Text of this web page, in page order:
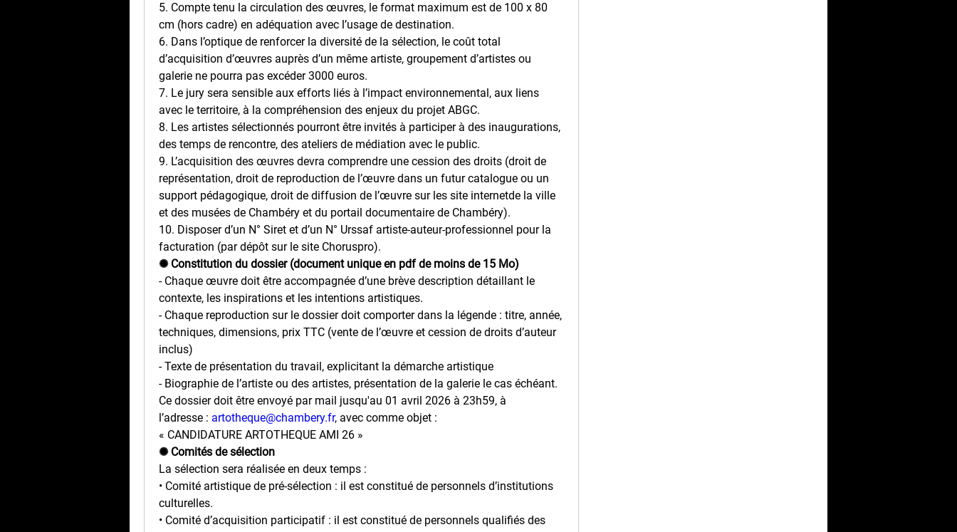
5. Compte tenu la circulation des œuvres, le format maximum est de 100 x 80
cm (hors cadre) en adéquation avec l’usage de destination.
6. Dans l’optique de renforcer la diversité de la sélection, le coût total
d’acquisition d’œuvres auprès d’un même artiste, groupement d’artistes ou
galerie ne pourra pas excéder 3000 euros.
7. Le jury sera sensible aux efforts liés à l’impact environnemental, aux liens
avec le territoire, à la compréhension des enjeux du projet ABGC.
8. Les artistes sélectionnés pourront être invités à participer à des inaugurations,
des temps de rencontre, des ateliers de médiation avec le public.
9. L’acquisition des œuvres devra comprendre une cession des droits (droit de
représentation, droit de reproduction de l’œuvre dans un futur catalogue ou un
support pédagogique, droit de diffusion de l’œuvre sur les site internetde la ville
et des musées de Chambéry et du portail documentaire de Chambéry).
10. Disposer d’un N° Siret et d’un N° Urssaf artiste-auteur-professionnel pour la
facturation (par dépôt sur le site Choruspro).
✺ Constitution du dossier (document unique en pdf de moins de 15 Mo)
- Chaque œuvre doit être accompagnée d’une brève description détaillant le
contexte, les inspirations et les intentions artistiques.
- Chaque reproduction sur le dossier doit comporter dans la légende : titre, année,
techniques, dimensions, prix TTC (vente de l’œuvre et cession de droits d’auteur
inclus)
- Texte de présentation du travail, explicitant la démarche artistique
- Biographie de l’artiste ou des artistes, présentation de la galerie le cas échéant.
Ce dossier doit être envoyé par mail jusqu'au 01 avril 2026 à 23h59, à
l’adresse : artotheque@chambery.fr, avec comme objet :
« CANDIDATURE ARTOTHEQUE AMI 26 »
✺ Comités de sélection
La sélection sera réalisée en deux temps :
• Comité artistique de pré-sélection : il est constitué de personnels d’institutions
culturelles.
• Comité d’acquisition participatif : il est constitué de personnels qualifiés des